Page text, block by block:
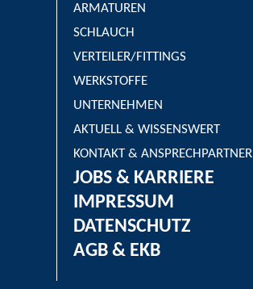
ARMATUREN
SCHLAUCH
VERTEILER/FITTINGS
WERKSTOFFE
UNTERNEHMEN
AKTUELL & WISSENSWERT
KONTAKT & ANSPRECHPARTNER
JOBS & KARRIERE
IMPRESSUM
DATENSCHUTZ
AGB & EKB